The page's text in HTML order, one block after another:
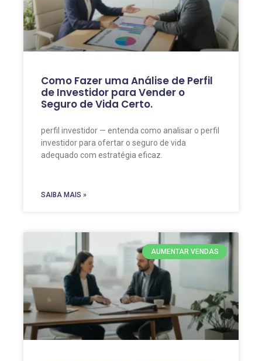
Como Fazer uma Análise de Perfil
de Investidor para Vender o
Seguro de Vida Certo.
perfil investidor — entenda como analisar o perfil
investidor para ofertar o seguro de vida
adequado com estratégia eficaz.
SAIBA MAIS »
AUMENTAR VENDAS